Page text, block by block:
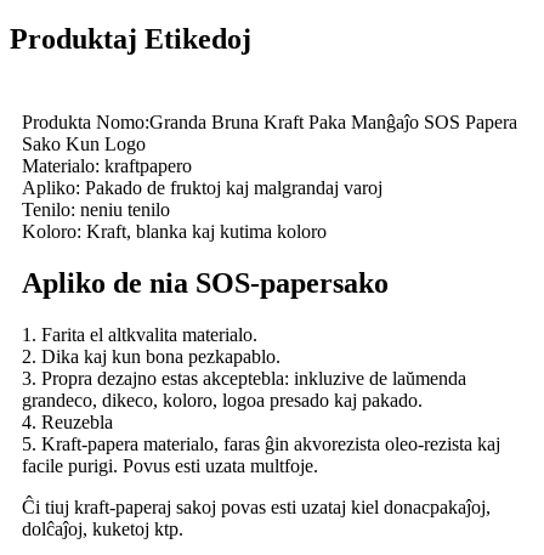
Produktaj Etikedoj
Produkta Nomo:Granda Bruna Kraft Paka Manĝaĵo SOS Papera
Sako Kun Logo
Materialo: kraftpapero
Apliko: Pakado de fruktoj kaj malgrandaj varoj
Tenilo: neniu tenilo
Koloro: Kraft, blanka kaj kutima koloro
Apliko de nia SOS-papersako
1. Farita el altkvalita materialo.
2. Dika kaj kun bona pezkapablo.
3. Propra dezajno estas akceptebla: inkluzive de laŭmenda
grandeco, dikeco, koloro, logoa presado kaj pakado.
4. Reuzebla
5. Kraft-papera materialo, faras ĝin akvorezista oleo-rezista kaj
facile purigi. Povus esti uzata multfoje.
Ĉi tiuj kraft-paperaj sakoj povas esti uzataj kiel donacpakaĵoj,
dolĉaĵoj, kuketoj ktp.